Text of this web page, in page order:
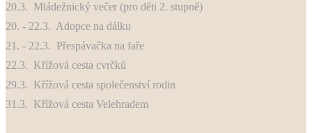
20.3. Mládežnický večer (pro děti 2. stupně)
20. - 22.3. Adopce na dálku
21. - 22.3. Přespávačka na faře
22.3. Křížová cesta cvrčků
29.3. Křížová cesta společenství rodin
31.3. Křížová cesta Velehradem